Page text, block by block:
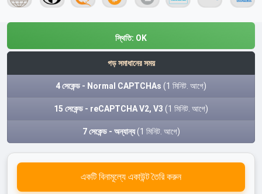
স্থিতি: OK
গড় সমাধানের সময়
4 সেকেন্ড - Normal CAPTCHAs (1 মিনিট. আগে)
15 সেকেন্ড - reCAPTCHA V2, V3 (1 মিনিট. আগে)
7 সেকেন্ড - অন্যান্য(1 মিনিট. আগে)
একটি বিনামূল্যে একাউন্ট তৈরি করুন